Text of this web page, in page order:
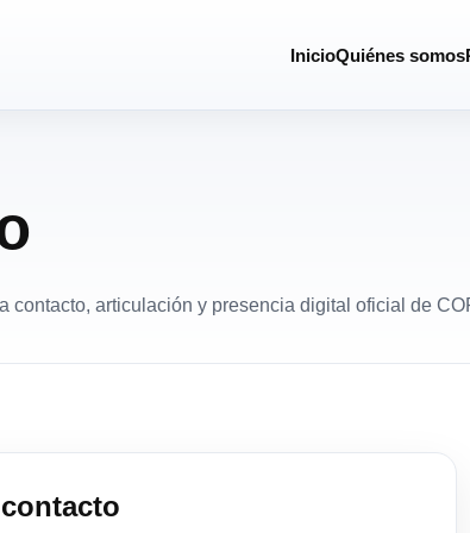
InicioQuiénes somos
contacto, articulación y presencia digital oficial de